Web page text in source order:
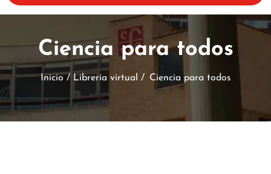
Ciencia para todos
Inicio / Librería virtual / Ciencia para todos